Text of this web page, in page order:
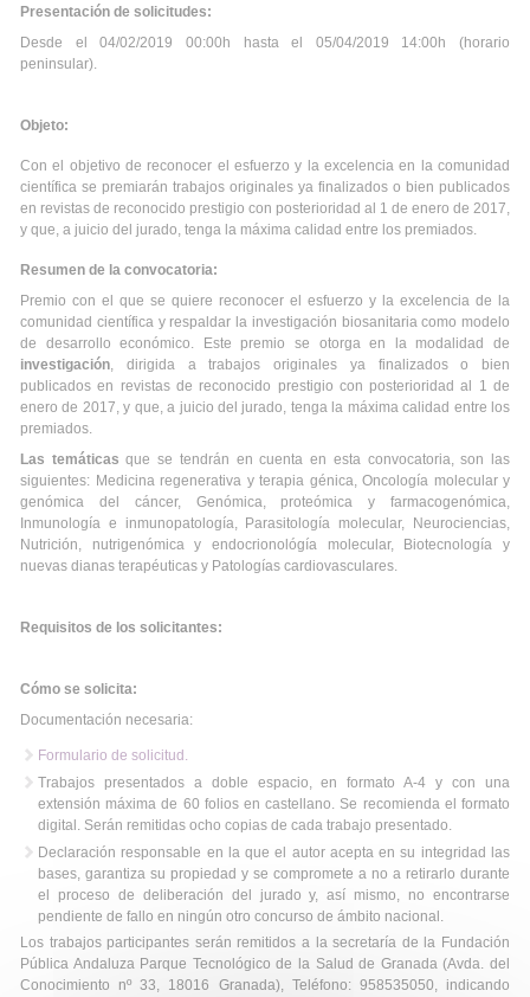
Presentación de solicitudes:
Desde el 04/02/2019 00:00h hasta el 05/04/2019 14:00h (horario
peninsular).
Objeto:
Con el objetivo de reconocer el esfuerzo y la excelencia en la comunidad
científica se premiarán trabajos originales ya finalizados o bien publicados
en revistas de reconocido prestigio con posterioridad al 1 de enero de 2017,
y que, a juicio del jurado, tenga la máxima calidad entre los premiados.
Resumen de la convocatoria:
Premio con el que se quiere reconocer el esfuerzo y la excelencia de la
comunidad científica y respaldar la investigación biosanitaria como modelo
de desarrollo económico. Este premio se otorga en la modalidad de
investigación, dirigida a trabajos originales ya finalizados o bien
publicados en revistas de reconocido prestigio con posterioridad al 1 de
enero de 2017, y que, a juicio del jurado, tenga la máxima calidad entre los
premiados.
Las temáticas que se tendrán en cuenta en esta convocatoria, son las
siguientes: Medicina regenerativa y terapia génica, Oncología molecular y
genómica del cáncer, Genómica, proteómica y farmacogenómica,
Inmunología e inmunopatología, Parasitología molecular, Neurociencias,
Nutrición, nutrigenómica y endocrionológía molecular, Biotecnología y
nuevas dianas terapéuticas y Patologías cardiovasculares.
Requisitos de los solicitantes:
Cómo se solicita:
Documentación necesaria:
Formulario de solicitud.
Trabajos presentados a doble espacio, en formato A-4 y con una
extensión máxima de 60 folios en castellano. Se recomienda el formato
digital. Serán remitidas ocho copias de cada trabajo presentado.
Declaración responsable en la que el autor acepta en su integridad las
bases, garantiza su propiedad y se compromete a no a retirarlo durante
el proceso de deliberación del jurado y, así mismo, no encontrarse
pendiente de fallo en ningún otro concurso de ámbito nacional.
Los trabajos participantes serán remitidos a la secretaría de la Fundación
Pública Andaluza Parque Tecnológico de la Salud de Granada (Avda. del
Conocimiento nº 33, 18016 Granada), Teléfono: 958535050, indicando